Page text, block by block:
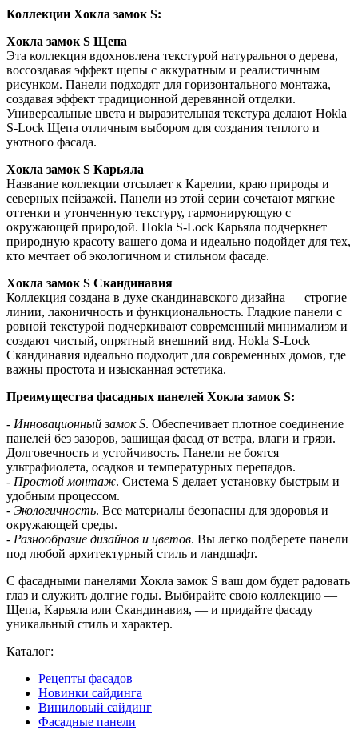
Коллекции Хокла замок S:
Хокла замок S Щепа
Эта коллекция вдохновлена текстурой натурального дерева,
воссоздавая эффект щепы с аккуратным и реалистичным
рисунком. Панели подходят для горизонтального монтажа,
создавая эффект традиционной деревянной отделки.
Универсальные цвета и выразительная текстура делают Hokla
S-Lock Щепа отличным выбором для создания теплого и
уютного фасада.
Хокла замок S Карьяла
Название коллекции отсылает к Карелии, краю природы и
северных пейзажей. Панели из этой серии сочетают мягкие
оттенки и утонченную текстуру, гармонирующую с
окружающей природой. Hokla S-Lock Карьяла подчеркнет
природную красоту вашего дома и идеально подойдет для тех,
кто мечтает об экологичном и стильном фасаде.
Хокла замок S Скандинавия
Коллекция создана в духе скандинавского дизайна — строгие
линии, лаконичность и функциональность. Гладкие панели с
ровной текстурой подчеркивают современный минимализм и
создают чистый, опрятный внешний вид. Hokla S-Lock
Скандинавия идеально подходит для современных домов, где
важны простота и изысканная эстетика.
Преимущества фасадных панелей Хокла замок S:
- Инновационный замок S. Обеспечивает плотное соединение
панелей без зазоров, защищая фасад от ветра, влаги и грязи.
Долговечность и устойчивость. Панели не боятся
ультрафиолета, осадков и температурных перепадов.
- Простой монтаж. Система S делает установку быстрым и
удобным процессом.
- Экологичность. Все материалы безопасны для здоровья и
окружающей среды.
- Разнообразие дизайнов и цветов. Вы легко подберете панели
под любой архитектурный стиль и ландшафт.
С фасадными панелями Хокла замок S ваш дом будет радовать
глаз и служить долгие годы. Выбирайте свою коллекцию —
Щепа, Карьяла или Скандинавия, — и придайте фасаду
уникальный стиль и характер.
Каталог:
Рецепты фасадов
Новинки сайдинга
Виниловый сайдинг
Фасадные панели